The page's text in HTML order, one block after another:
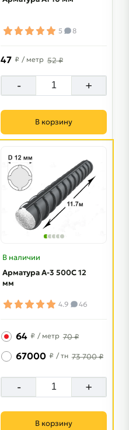
5 8
47 ₽ / метр 52 ₽
- +
В корзину
В наличии
Арматура A-3 500C 12
мм
4.9 46
64 ₽ / метр 70 ₽
67000 ₽ / тн 73 700 ₽
- +
В корзину